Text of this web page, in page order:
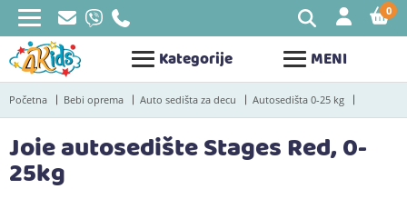
Kategorije MENI
0
Početna Bebi oprema Auto sedišta za decu Autosedišta 0-25 kg
Joie autosedište Stages Red, 0-
25kg